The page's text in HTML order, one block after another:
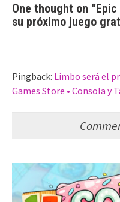
One thought on “
su próximo juego
Pingback: Limbo será el
Games Store • Consola y